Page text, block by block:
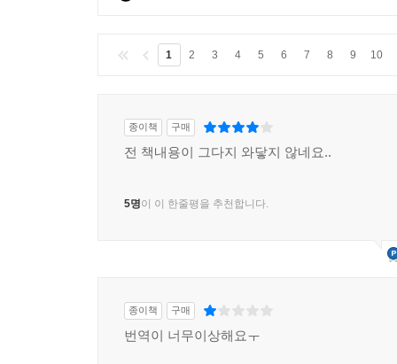
1 2 3 4 5 6 7 8 9 10
종이책 구매
전 책내용이 그다지 와닿지 않네요..
5명이 이 한줄평을 추천합니다.
종이책 구매
번역이 너무이상해요ㅜ